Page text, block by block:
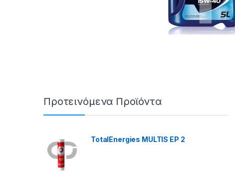
Προτεινόμενα Προϊόντα
TotalEnergies MULTIS EP 2